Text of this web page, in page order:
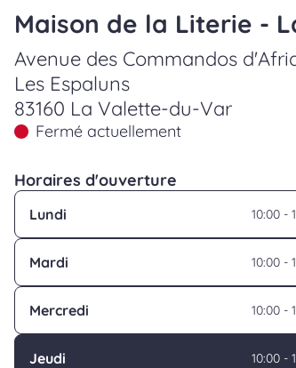
Maison de la Literie -
Avenue des Commandos
Les Espaluns
83160 La Valette-du-Var
Fermé actuellement
Horaires d'ouverture
Lundi 10:00 -
Mardi 10:00 -
Mercredi 10:00 -
Jeudi 10:00 -